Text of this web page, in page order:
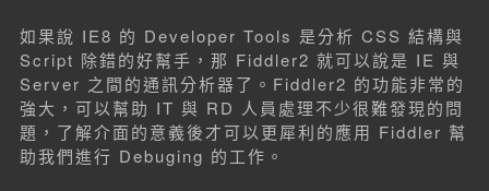
如果說 IE8 的 Developer Tools 是分析 CSS 結構與
Script 除錯的好幫手，那 Fiddler2 就可以說是 IE 與
Server 之間的通訊分析器了。Fiddler2 的功能非常的
強大，可以幫助 IT 與 RD 人員處理不少很難發現的問
題，了解介面的意義後才可以更犀利的應用 Fiddler 幫
助我們進行 Debuging 的工作。